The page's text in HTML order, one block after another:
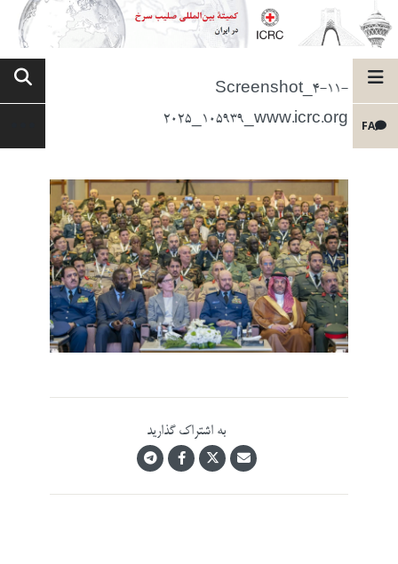
FA
Screenshot_4-11-
2025_105939_www.icrc.org
به اشتراک گذارید